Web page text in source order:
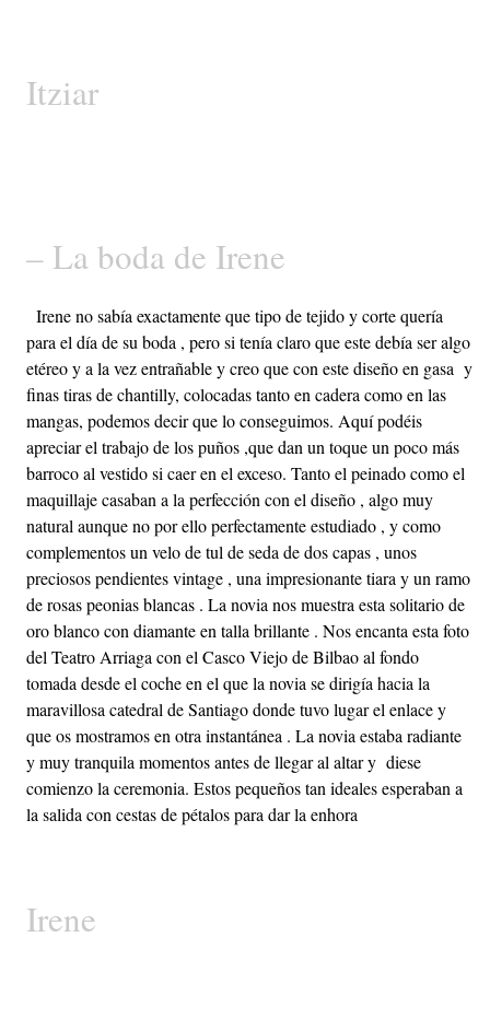
Itziar
– La boda de Irene
Irene no sabía exactamente que tipo de tejido y corte quería
para el día de su boda , pero si tenía claro que este debía ser algo
etéreo y a la vez entrañable y creo que con este diseño en gasa y
finas tiras de chantilly, colocadas tanto en cadera como en las
mangas, podemos decir que lo conseguimos. Aquí podéis
apreciar el trabajo de los puños ,que dan un toque un poco más
barroco al vestido si caer en el exceso. Tanto el peinado como el
maquillaje casaban a la perfección con el diseño , algo muy
natural aunque no por ello perfectamente estudiado , y como
complementos un velo de tul de seda de dos capas , unos
preciosos pendientes vintage , una impresionante tiara y un ramo
de rosas peonias blancas . La novia nos muestra esta solitario de
oro blanco con diamante en talla brillante . Nos encanta esta foto
del Teatro Arriaga con el Casco Viejo de Bilbao al fondo
tomada desde el coche en el que la novia se dirigía hacia la
maravillosa catedral de Santiago donde tuvo lugar el enlace y
que os mostramos en otra instantánea . La novia estaba radiante
y muy tranquila momentos antes de llegar al altar y diese
comienzo la ceremonia. Estos pequeños tan ideales esperaban a
la salida con cestas de pétalos para dar la enhora
Irene